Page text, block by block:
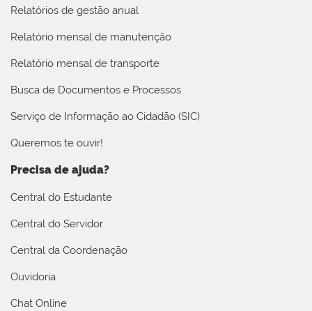
Relatórios de gestão anual
Relatório mensal de manutenção
Relatório mensal de transporte
Busca de Documentos e Processos
Serviço de Informação ao Cidadão (SIC)
Queremos te ouvir!
Precisa de ajuda?
Central do Estudante
Central do Servidor
Central da Coordenação
Ouvidoria
Chat Online